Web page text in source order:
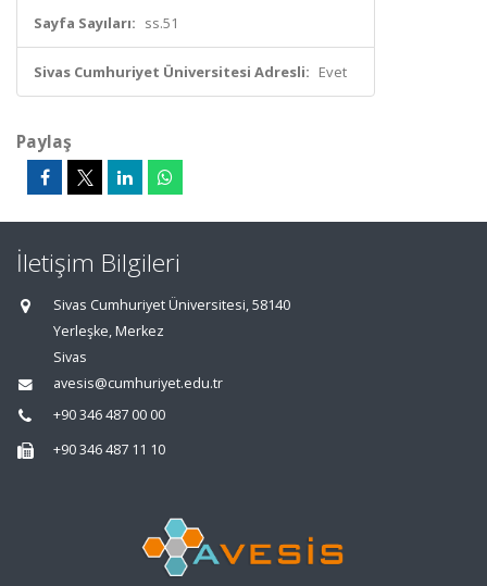
Sayfa Sayıları: ss.51
Sivas Cumhuriyet Üniversitesi Adresli: Evet
Paylaş
İletişim Bilgileri
Sivas Cumhuriyet Üniversitesi, 58140
Yerleşke, Merkez
Sivas
avesis@cumhuriyet.edu.tr
+90 346 487 00 00
+90 346 487 11 10